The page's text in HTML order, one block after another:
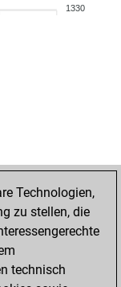
1330
Technologien,
zu stellen, die
technisch